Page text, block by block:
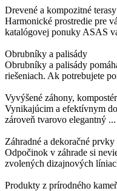
Drevené a kompozitné terasy
Harmonické prostredie pre
katalógovej ponuky ASAS
Obrubníky a palisády
Obrubníky a palisády
riešeniach. Ak potrebujete
Vyvýšené záhony,
Vynikajúcim a efektívnym
zároveň tvarovo elegantný ...
Záhradné a dekoračné prvky
Odpočinok v záhrade si
zvolených dizajnových
Produkty z prírodného